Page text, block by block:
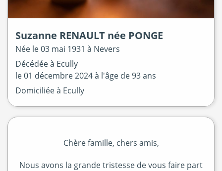
Suzanne RENAULT née PONGE
Née le03 mai 1931 à Nevers
Décédée à Ecully
le01 décembre 2024à l'âge de 93 ans
Domiciliée à Ecully
Chère famille, chers amis,
Nous avons la grande tristesse de vous faire part